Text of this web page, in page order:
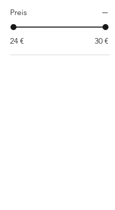
Preis
24 € 30 €